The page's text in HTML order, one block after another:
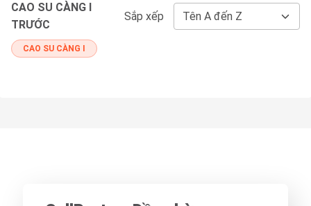
CAO SU CÀNG I
TRƯỚC
Sắp xếp
CAO SU CÀNG I